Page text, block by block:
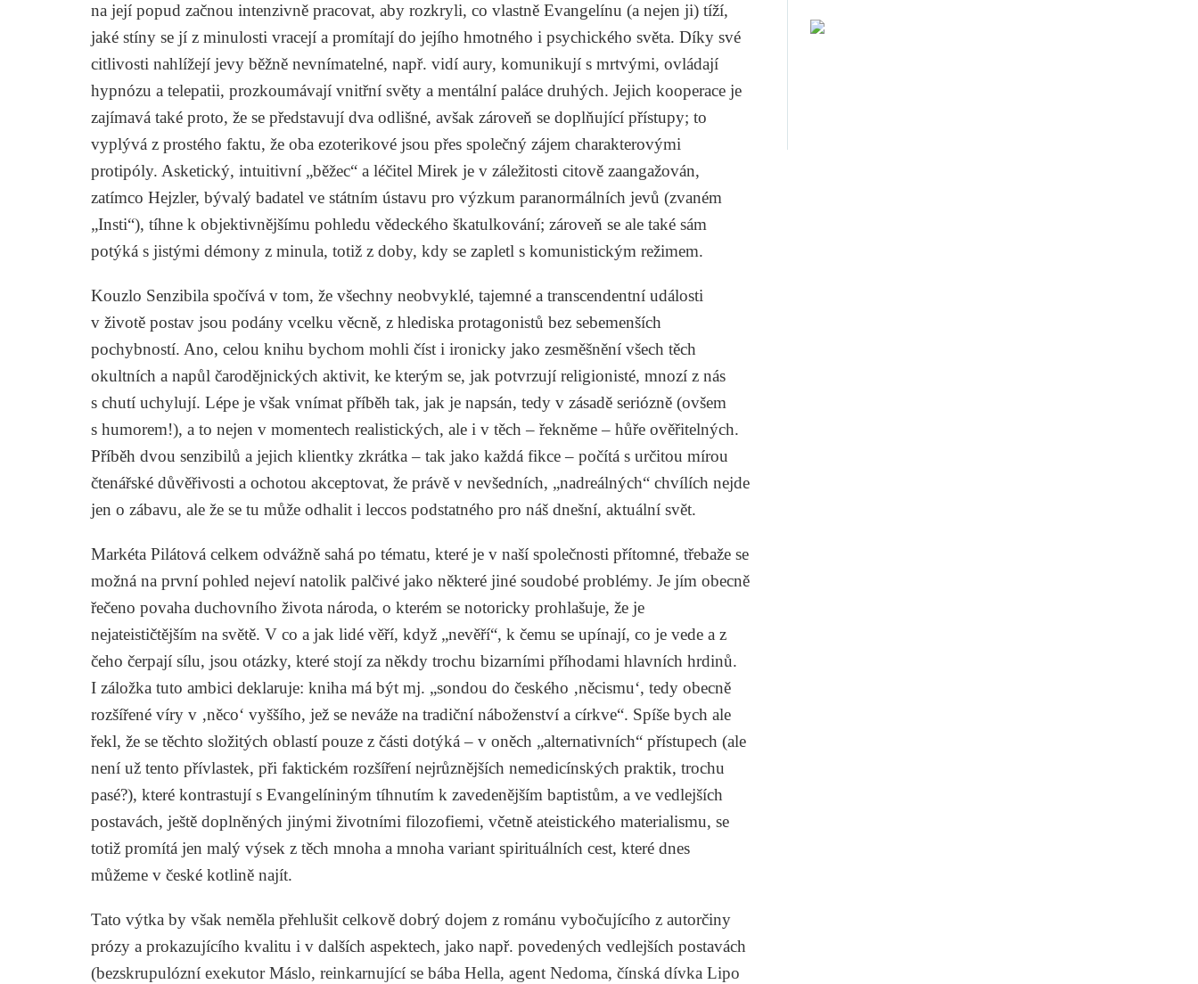
na její popud začnou intenzivně pracovat, aby rozkryli, co vlastně Evangelínu (a nejen ji) tíží,
jaké stíny se jí z minulosti vracejí a promítají do jejího hmotného i psychického světa. Díky své
citlivosti nahlížejí jevy běžně nevnímatelné, např. vidí aury, komunikují s mrtvými, ovládají
hypnózu a telepatii, prozkoumávají vnitřní světy a mentální paláce druhých. Jejich kooperace je
zajímavá také proto, že se představují dva odlišné, avšak zároveň se doplňující přístupy; to
vyplývá z prostého faktu, že oba ezoterikové jsou přes společný zájem charakterovými
protipóly. Asketický, intuitivní „běžec“ a léčitel Mirek je v záležitosti citově zaangažován,
zatímco Hejzler, bývalý badatel ve státním ústavu pro výzkum paranormálních jevů (zvaném
„Insti“), tíhne k objektivnějšímu pohledu vědeckého škatulkování; zároveň se ale také sám
potýká s jistými démony z minula, totiž z doby, kdy se zapletl s komunistickým režimem.
Kouzlo Senzibila spočívá v tom, že všechny neobvyklé, tajemné a transcendentní události
v životě postav jsou podány vcelku věcně, z hlediska protagonistů bez sebemenších
pochybností. Ano, celou knihu bychom mohli číst i ironicky jako zesměšnění všech těch
okultních a napůl čarodějnických aktivit, ke kterým se, jak potvrzují religionisté, mnozí z nás
s chutí uchylují. Lépe je však vnímat příběh tak, jak je napsán, tedy v zásadě seriózně (ovšem
s humorem!), a to nejen v momentech realistických, ale i v těch – řekněme – hůře ověřitelných.
Příběh dvou senzibilů a jejich klientky zkrátka – tak jako každá fikce – počítá s určitou mírou
čtenářské důvěřivosti a ochotou akceptovat, že právě v nevšedních, „nadreálných“ chvílích nejde
jen o zábavu, ale že se tu může odhalit i leccos podstatného pro náš dnešní, aktuální svět.
Markéta Pilátová celkem odvážně sahá po tématu, které je v naší společnosti přítomné, třebaže se
možná na první pohled nejeví natolik palčivé jako některé jiné soudobé problémy. Je jím obecně
řečeno povaha duchovního života národa, o kterém se notoricky prohlašuje, že je
nejateističtějším na světě. V co a jak lidé věří, když „nevěří“, k čemu se upínají, co je vede a z
čeho čerpají sílu, jsou otázky, které stojí za někdy trochu bizarními příhodami hlavních hrdinů.
I záložka tuto ambici deklaruje: kniha má být mj. „sondou do českého ‚něcismu‘, tedy obecně
rozšířené víry v ‚něco‘ vyššího, jež se neváže na tradiční náboženství a církve“. Spíše bych ale
řekl, že se těchto složitých oblastí pouze z části dotýká – v oněch „alternativních“ přístupech (ale
není už tento přívlastek, při faktickém rozšíření nejrůznějších nemedicínských praktik, trochu
pasé?), které kontrastují s Evangelíniným tíhnutím k zavedenějším baptistům, a ve vedlejších
postavách, ještě doplněných jinými životními filozofiemi, včetně ateistického materialismu, se
totiž promítá jen malý výsek z těch mnoha a mnoha variant spirituálních cest, které dnes
můžeme v české kotlině najít.
Tato výtka by však neměla přehlušit celkově dobrý dojem z románu vybočujícího z autorčiny
prózy a prokazujícího kvalitu i v dalších aspektech, jako např. povedených vedlejších postavách
(bezskrupulózní exekutor Máslo, reinkarnující se bába Hella, agent Nedoma, čínská dívka Lipo